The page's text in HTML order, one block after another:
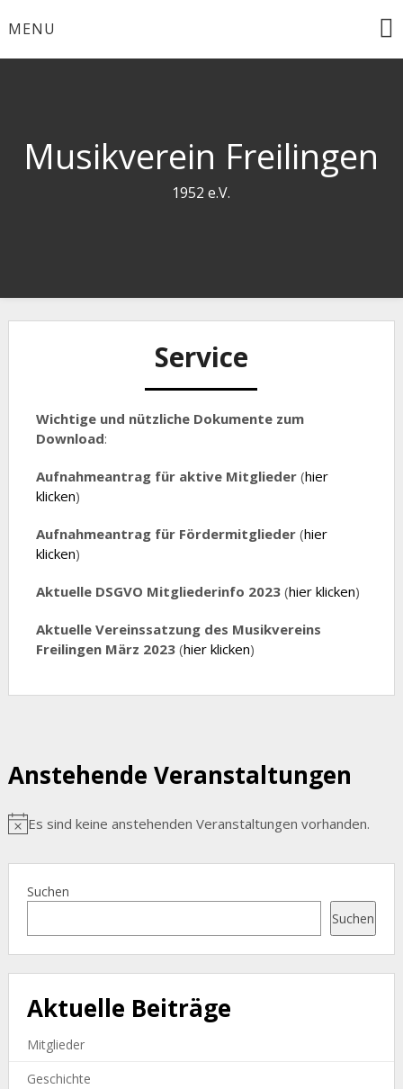
toMENU
Musikverein Freilingen
1952 e.V.
Service
Wichtige und nützliche Dokumente zum
Download:
Aufnahmeantrag für aktive Mitglieder(hier
klicken)
Aufnahmeantrag für Fördermitglieder(hier
klicken)
Aktuelle DSGVO Mitgliederinfo 2023(hier klicken)
Aktuelle Vereinssatzung des Musikvereins
Freilingen März 2023(hier klicken)
Anstehende Veranstaltungen
Hinweis
Es sind keine anstehenden Veranstaltungen vorhanden.
Suchen
Suchen
Aktuelle Beiträge
Mitglieder
Geschichte